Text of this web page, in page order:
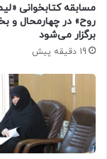
مسابقه کتابخوانی
روح» در چهارمحال و
برگزار می‌شود
19 دقیقه پیش